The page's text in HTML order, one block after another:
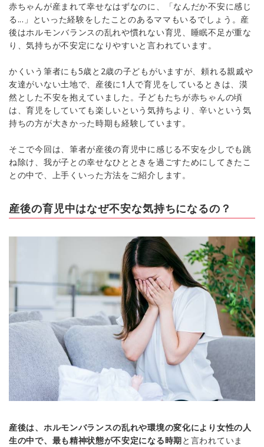
赤ちゃんが産まれて幸せなはずなのに、「なんだか不安に感じ
る...」といった経験をしたことのあるママもいるでしょう。産
後はホルモンバランスの乱れや慣れない育児、睡眠不足が重な
り、気持ちが不安定になりやすいと言われています。
かくいう筆者にも5歳と2歳の子どもがいますが、頼れる親戚や
友達がいない土地で、産後に1人で育児をしているときは、漠
然とした不安を抱えていました。子どもたちが赤ちゃんの頃
は、育児をしていても楽しいという気持ちより、辛いという気
持ちの方が大きかった時期も経験しています。
そこで今回は、筆者が産後の育児中に感じる不安を少しでも跳
ね除け、我が子との幸せなひとときを過ごすためにしてきたこ
との中で、上手くいった方法をご紹介します。
産後の育児中はなぜ不安な気持ちになるの？
産後は、ホルモンバランスの乱れや環境の変化により女性の人
生の中で、最も精神状態が不安定になる時期と言われていま